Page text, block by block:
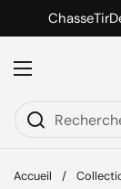
Passer au contenu
Ouvrir le menu
Accueil /